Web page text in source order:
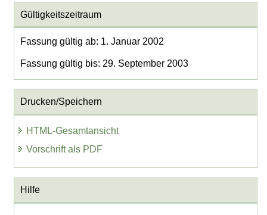
Gültigkeitszeitraum
Fassung gültig ab: 1. Januar 2002
Fassung gültig bis: 29. September 2003
Drucken/Speichern
HTML-Gesamtansicht
Vorschrift als PDF
Hilfe